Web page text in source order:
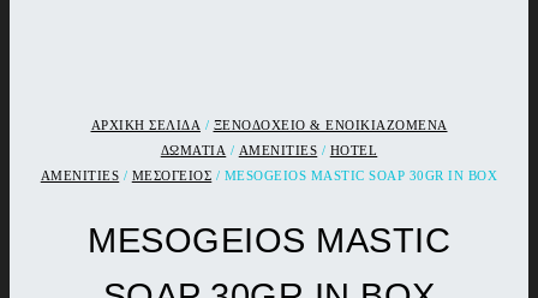
ΑΡΧΙΚΉ ΣΕΛΊΔΑ / ΞΕΝΟΔΟΧΕΙΟ & ΕΝΟΙΚΙΑΖΟΜΕΝΑ
ΔΩΜΑΤΙΑ / AMENITIES / HOTEL
AMENITIES / ΜΕΣΟΓΕΙΟΣ / MESOGEIOS MASTIC SOAP 30GR IN BOX
MESOGEIOS MASTIC